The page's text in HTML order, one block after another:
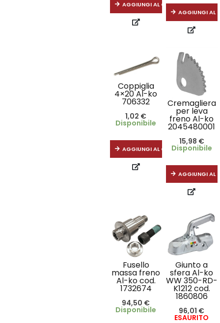
AGGIUNGI AL CARRELLO
AGGIUNGI AL
Coppiglia
4×20 Al-ko
706332
1,02 €
Disponibile
AGGIUNGI AL CARRELLO
Cremagliera
per leva
freno Al-ko
2045480001
15,98 €
Disponibile
AGGIUNGI AL
Fusello
massa freno
Al-ko cod.
1732674
94,50 €
Disponibile
Giunto a
sfera Al-ko
WW 350-RD-
K1212 cod.
1860806
96,01 €
ESAURITO